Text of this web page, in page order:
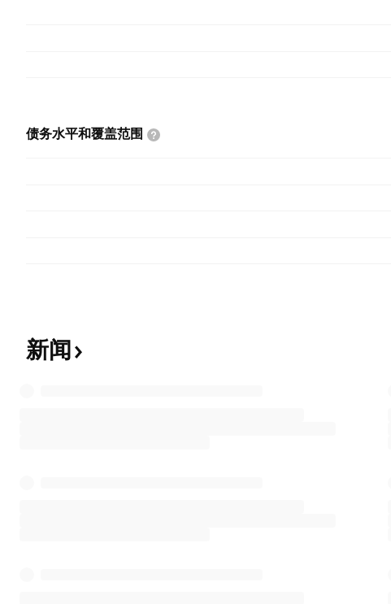
债务水平和覆盖范围
新闻